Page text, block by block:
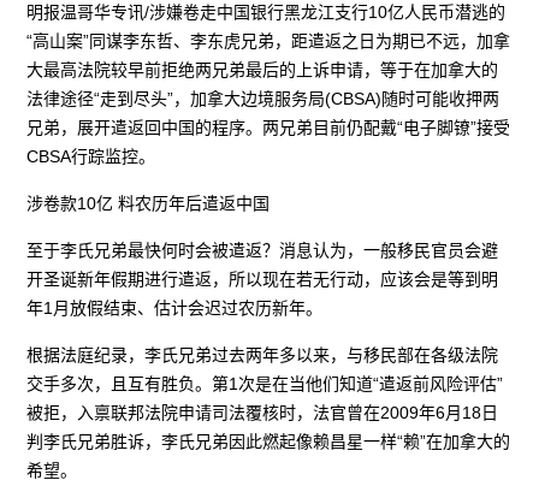
明报温哥华专讯/涉嫌卷走中国银行黑龙江支行10亿人民币潜逃的
“高山案”同谋李东哲、李东虎兄弟，距遣返之日为期已不远，加拿
大最高法院较早前拒绝两兄弟最后的上诉申请，等于在加拿大的
法律途径“走到尽头”，加拿大边境服务局(CBSA)随时可能收押两
兄弟，展开遣返回中国的程序。两兄弟目前仍配戴“电子脚镣”接受
CBSA行踪监控。
涉卷款10亿 料农历年后遣返中国
至于李氏兄弟最快何时会被遣返？消息认为，一般移民官员会避
开圣诞新年假期进行遣返，所以现在若无行动，应该会是等到明
年1月放假结束、估计会迟过农历新年。
根据法庭纪录，李氏兄弟过去两年多以来，与移民部在各级法院
交手多次，且互有胜负。第1次是在当他们知道“遣返前风险评估”
被拒，入禀联邦法院申请司法覆核时，法官曾在2009年6月18日
判李氏兄弟胜诉，李氏兄弟因此燃起像赖昌星一样“赖”在加拿大的
希望。